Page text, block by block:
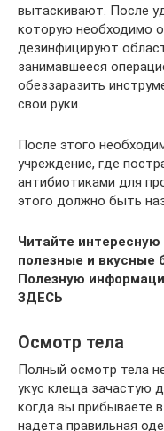
вытаскивают. После
которую необходимо
дезинфицируют
занимавшееся
обеззаразить
свои руки.
После этого
учреждение, где
антибиотиками для
этого должно быть
Читайте
полезные и вкусные
Полезную
ЗДЕСЬ
Осмотр тела
Полный осмотр тела
укус клеща зачастую
когда вы прибываете
надета правильная